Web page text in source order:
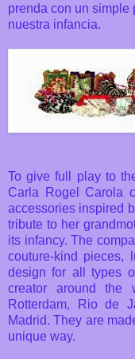
prenda con un simple
nuestra infancia.
To give full play to
Carla Rogel Carola
accessories inspired
tribute to her
its infancy. The
couture-kind pieces,
design for all types
creator around the
Rotterdam, Rio de
Madrid. They are
unique way.